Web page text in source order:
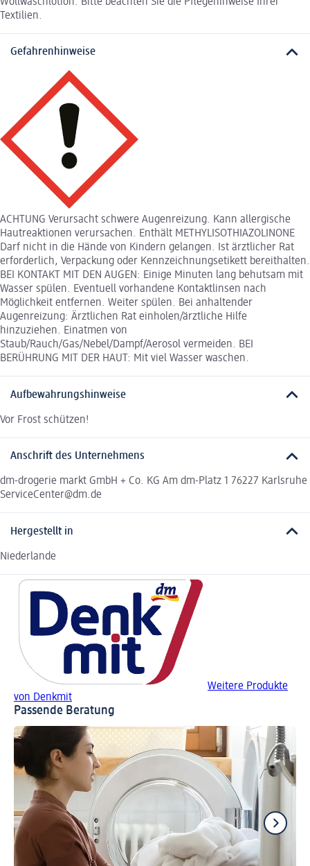
Textilien.
Gefahrenhinweise
ACHTUNG Verursacht schwere Augenreizung. Kann allergische
Hautreaktionen verursachen. Enthält METHYLISOTHIAZOLINONE
Darf nicht in die Hände von Kindern gelangen. Ist ärztlicher Rat
erforderlich, Verpackung oder Kennzeichnungsetikett bereithalten.
BEI KONTAKT MIT DEN AUGEN: Einige Minuten lang behutsam mit
Wasser spülen. Eventuell vorhandene Kontaktlinsen nach
Möglichkeit entfernen. Weiter spülen. Bei anhaltender
Augenreizung: Ärztlichen Rat einholen/ärztliche Hilfe
hinzuziehen. Einatmen von
Staub/Rauch/Gas/Nebel/Dampf/Aerosol vermeiden. BEI
BERÜHRUNG MIT DER HAUT: Mit viel Wasser waschen.
Aufbewahrungshinweise
Vor Frost schützen!
Anschrift des Unternehmens
dm-drogerie markt GmbH + Co. KG Am dm-Platz 1 76227 Karlsruhe
ServiceCenter@dm.de
Hergestellt in
Niederlande
Weitere Produkte
von Denkmit
Passende Beratung